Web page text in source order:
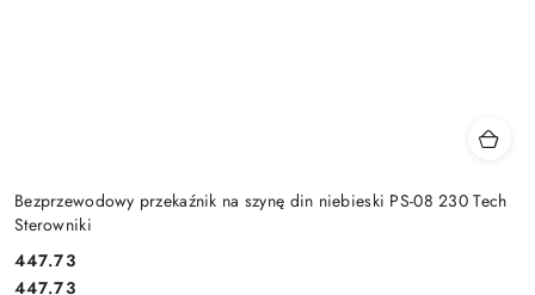
Bezprzewodowy przekaźnik na szynę din niebieski PS-08 230 Tech
Sterowniki
Cena:
447.73
Cena:
447.73